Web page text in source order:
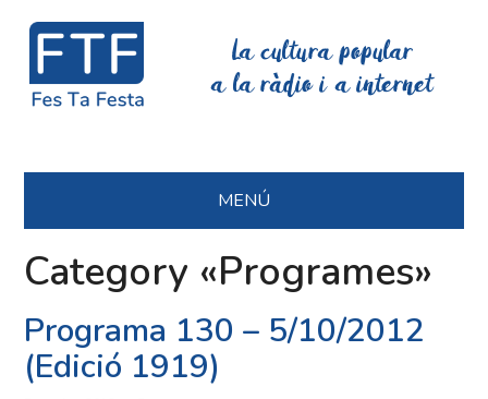
La cultura popular
a la ràdio i a internet
MENÚ
Category «Programes»
Programa 130 – 5/10/2012
(Edició 1919)